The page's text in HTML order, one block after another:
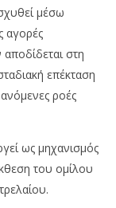
μέσω
αγορές
στη
επέκταση
ροές
ως μηχανισμός
του ομίλου